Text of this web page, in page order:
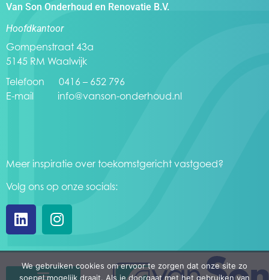
Van Son Onderhoud en Renovatie B.V.
Hoofdkantoor
Gompenstraat 43a
5145 RM Waalwijk
Telefoon 0416 – 652 796
E-mail info@vanson-onderhoud.nl
Meer inspiratie over toekomstgericht vastgoed?
Volg ons op onze socials:
We gebruiken cookies om ervoor te zorgen dat onze site zo
soepel mogelijk draait. Als je doorgaat met het gebruiken van